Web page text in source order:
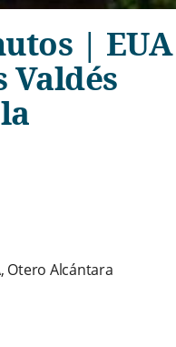
| EUA
Valdés
Otero Alcántara